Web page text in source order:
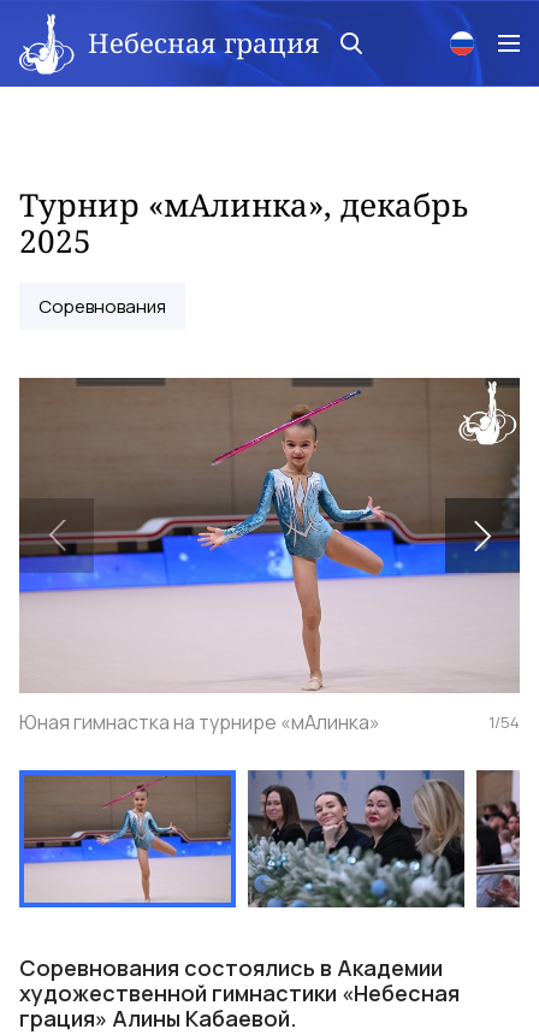
Небесная грация
Турнир «мАлинка», декабрь
2025
Соревнования
Юная гимнастка на турнире «мАлинка» 1/54
Соревнования состоялись в Академии
художественной гимнастики «Небесная
грация» Алины Кабаевой.